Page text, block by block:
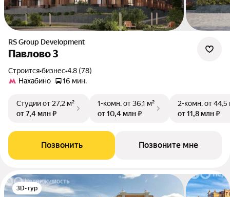
RS Group Development
Павлово 3
Строится•бизнес•4.8 (78)
Нахабино
16 мин.
Студииот 27,2 м²
от 7,4 млн ₽
1-комн.от 36,1 м²
от 10,4 млн ₽
2-комн.от 44,5
от 11,8 млн ₽
Позвонить Позвоните мне
3D-тур